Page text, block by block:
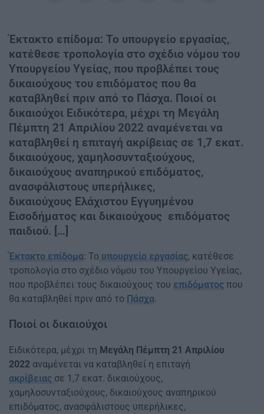
Έκτακτο επίδομα: Το υπουργείο εργασίας,
κατέθεσε τροπολογία στο σχέδιο νόμου του
Υπουργείου Υγείας, που προβλέπει τους
δικαιούχους του επιδόματος που θα
καταβληθεί πριν από το Πάσχα. Ποιοί οι
δικαιούχοι Ειδικότερα, μέχρι τη Μεγάλη
Πέμπτη 21 Απριλίου 2022 αναμένεται να
καταβληθεί η επιταγή ακρίβειας σε 1,7 εκατ.
δικαιούχους, χαμηλοσυνταξιούχους,
δικαιούχους αναπηρικού επιδόματος,
ανασφάλιστους υπερήλικες,
δικαιούχους Ελάχιστου Εγγυημένου
Εισοδήματος και δικαιούχους επιδόματος
παιδιού. […]
Έκτακτο επίδομα: Το υπουργείο εργασίας, κατέθεσε
τροπολογία στο σχέδιο νόμου του Υπουργείου Υγείας,
που προβλέπει τους δικαιούχους του επιδόματος που
θα καταβληθεί πριν από το Πάσχα.
Ποιοί οι δικαιούχοι
Ειδικότερα, μέχρι τη Μεγάλη Πέμπτη 21 Απριλίου
2022 αναμένεται να καταβληθεί η επιταγή
ακρίβειας σε 1,7 εκατ. δικαιούχους,
χαμηλοσυνταξιούχους, δικαιούχους αναπηρικού
επιδόματος, ανασφάλιστους υπερήλικες,